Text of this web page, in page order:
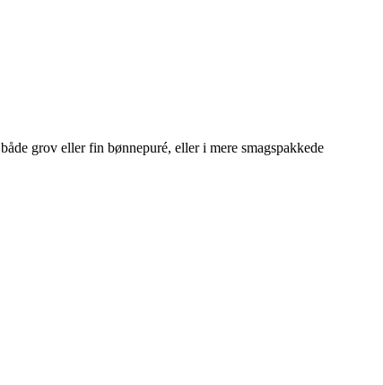
grov eller fin bønnepuré, eller i mere smagspakkede